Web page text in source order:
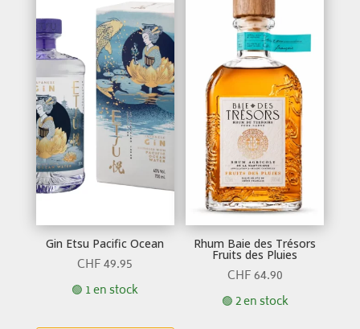
Gin Etsu Pacific Ocean
CHF49.95
🟢 1 en stock
Rhum Baie des Trésors
Fruits des Pluies
CHF64.90
🟢 2 en stock